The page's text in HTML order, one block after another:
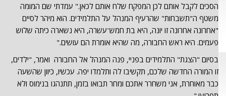
הסכים לקבל אותם לכן המפקח שלח אותם לכאן." עמדתי שם המומה
משטף ה"תשבחות" שהרעיף המנהל על התלמידים. הוא מיהר לסיים
"אחרונה אחרונה זו יונה, היא בת חמש־עשרה, היא נשארה כיתה שלוש
פעמים. היא ראש החבורה, מה שהיא אומרת הם עושים."
בסיום "הצגת" התלמידים בפניי, פנה המנהל אל החבורה ואמר, "ילדים,
זו המורה החדשה שלכם, תקשיבו לה ותלמדו יפה. עכשיו, כיוון שהשעה
כבר מאוחרת, אני משחרר אתכם ומחר תבואו בזמן, תתנהגו בנימוס ולא